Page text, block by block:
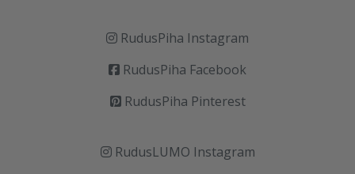
RudusPiha Instagram
RudusPiha Facebook
RudusPiha Pinterest
RudusLUMO Instagram